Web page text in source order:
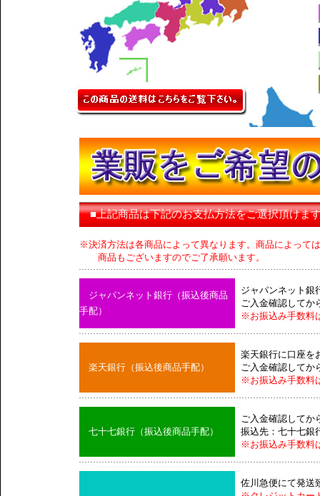
■上記商品は下記のお支払方法をご選択頂けま
※決済方法は各商品によって異なります。商品によって
商品もございますのでご了承願います。
ジャパンネット銀行（振込後商品
手配）
ジャパンネット銀
ご入金確認してか
※お振込み手数料
楽天銀行（振込後商品手配）
楽天銀行に口座を
ご入金確認してか
※お振込み手数料
七十七銀行（振込後商品手配）
ご入金確認してか
振込先：七十七銀
※お振込み手数料
佐川急便にて発送